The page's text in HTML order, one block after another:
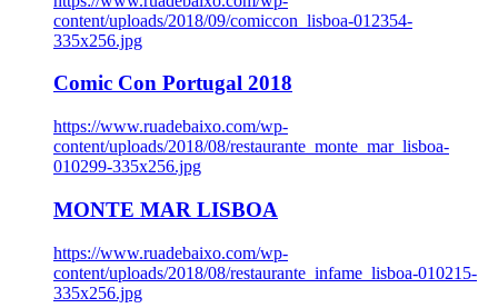
content/uploads/2018/09/comiccon_lisboa-012354-
335x256.jpg
Comic Con Portugal 2018
https://www.ruadebaixo.com/wp-
content/uploads/2018/08/restaurante_monte_mar_lisboa-
010299-335x256.jpg
MONTE MAR LISBOA
https://www.ruadebaixo.com/wp-
content/uploads/2018/08/restaurante_infame_lisboa-010215-
335x256.jpg